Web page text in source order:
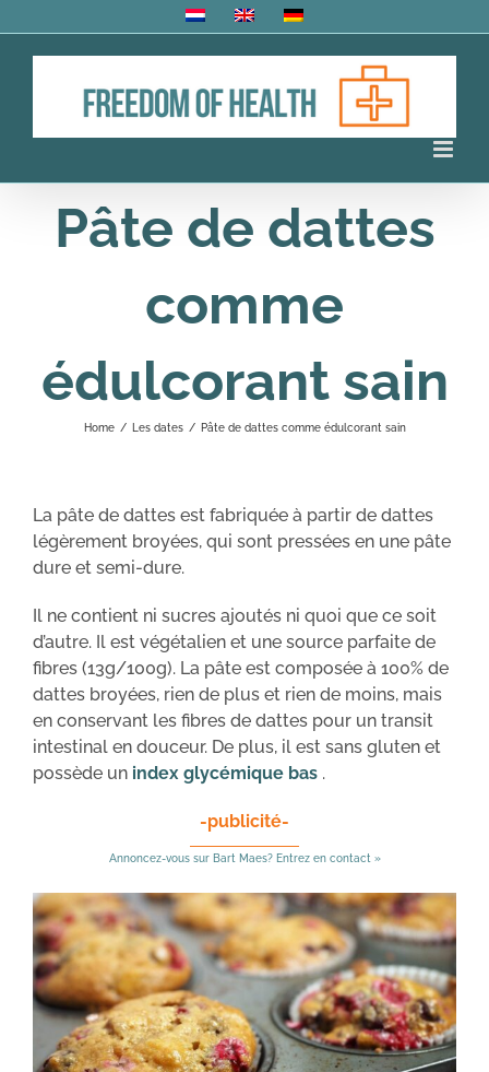
to
Pâte de dattes
comme
édulcorant sain
Home / Les dates / Pâte de dattes comme édulcorant sain
La pâte de dattes est fabriquée à partir de dattes
légèrement broyées, qui sont pressées en une pâte
dure et semi-dure.
Il ne contient ni sucres ajoutés ni quoi que ce soit
d’autre. Il est végétalien et une source parfaite de
fibres (13g/100g). La pâte est composée à 100% de
dattes broyées, rien de plus et rien de moins, mais
en conservant les fibres de dattes pour un transit
intestinal en douceur. De plus, il est sans gluten et
possède un index glycémique bas .
-publicité-
Annoncez-vous sur Bart Maes? Entrez en contact »